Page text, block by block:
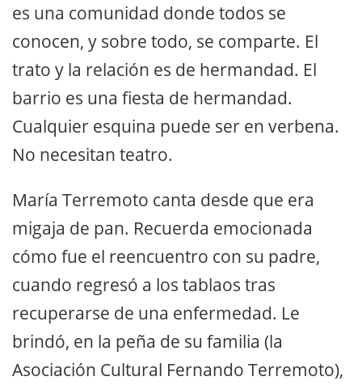
es una comunidad donde todos se
conocen, y sobre todo, se comparte. El
trato y la relación es de hermandad. El
barrio es una fiesta de hermandad.
Cualquier esquina puede ser en verbena.
No necesitan teatro.
María Terremoto canta desde que era
migaja de pan. Recuerda emocionada
cómo fue el reencuentro con su padre,
cuando regresó a los tablaos tras
recuperarse de una enfermedad. Le
brindó, en la peña de su familia (la
Asociación Cultural Fernando Terremoto),